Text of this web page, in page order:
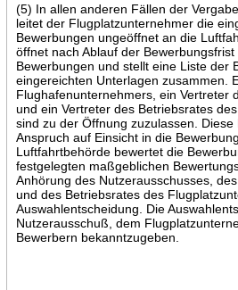
(5) In allen anderen Fällen der
leitet der Flugplatzunternehmer die
Bewerbungen ungeöffnet an die
öffnet nach Ablauf der
Bewerbungen und stellt eine Liste der
eingereichten Unterlagen zusammen.
Flughafenunternehmers, ein Vertreter
und ein Vertreter des Betriebsrates
sind zu der Öffnung zuzulassen.
Anspruch auf Einsicht in die
Luftfahrtbehörde bewertet die
festgelegten maßgeblichen
Anhörung des Nutzerausschusses,
und des Betriebsrates des
Auswahlentscheidung. Die
Nutzerausschuß, dem
Bewerbern bekanntzugeben.